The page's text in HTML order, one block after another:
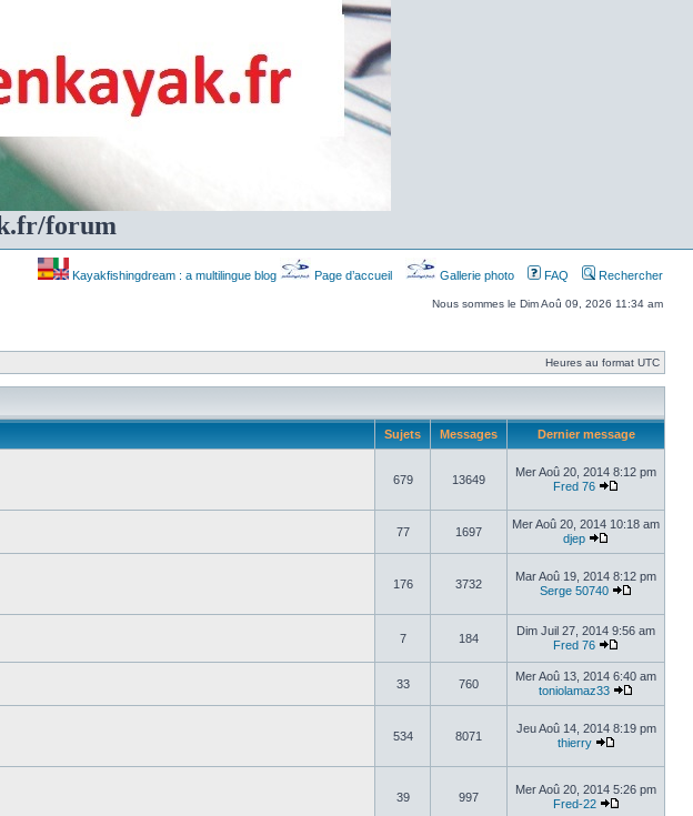
forum
Kayakfishingdream : a multilingue blog Page d’accueil Gallerie photo FAQ Rechercher
Nous sommes le Dim Aoû 09, 2026 11:34 am
Heures au format UTC
Sujets Messages Dernier message
679 13649
Mer Aoû 20, 2014 8:12 pm
Fred 76
77 1697
Mer Aoû 20, 2014 10:18 am
djep
176 3732
Mar Aoû 19, 2014 8:12 pm
Serge 50740
7 184
Dim Juil 27, 2014 9:56 am
Fred 76
33 760
Mer Aoû 13, 2014 6:40 am
toniolamaz33
534 8071
Jeu Aoû 14, 2014 8:19 pm
thierry
39 997
Mer Aoû 20, 2014 5:26 pm
Fred-22